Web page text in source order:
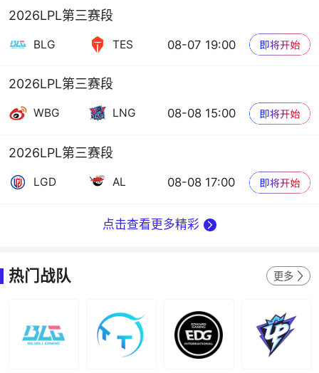
2026LPL第三赛段
BLG TES 08-07 19:00
2026LPL第三赛段
WBG LNG 08-08 15:00
2026LPL第三赛段
LGD AL 08-08 17:00
点击查看更多精彩
热门战队 更多